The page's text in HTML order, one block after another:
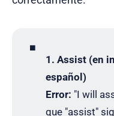
◾
1. Assist (en
español)
Error: "I will
que "assist"